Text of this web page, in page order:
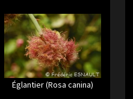
Églantier (Rosa canina)